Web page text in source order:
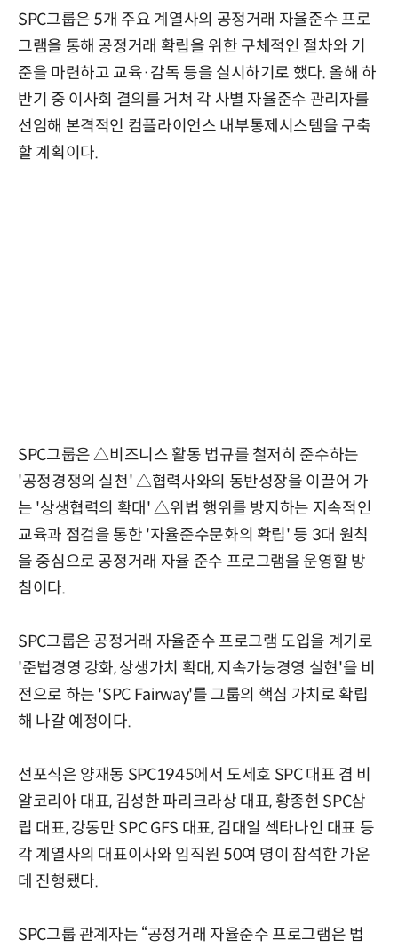
SPC그룹은 5개 주요 계열사의 공정거래 자율준수 프로
그램을 통해 공정거래 확립을 위한 구체적인 절차와 기
준을 마련하고 교육·감독 등을 실시하기로 했다. 올해 하
반기 중 이사회 결의를 거쳐 각 사별 자율준수 관리자를
선임해 본격적인 컴플라이언스 내부통제시스템을 구축
할 계획이다.
SPC그룹은 △비즈니스 활동 법규를 철저히 준수하는
'공정경쟁의 실천' △협력사와의 동반성장을 이끌어 가
는 '상생협력의 확대' △위법 행위를 방지하는 지속적인
교육과 점검을 통한 '자율준수문화의 확립' 등 3대 원칙
을 중심으로 공정거래 자율 준수 프로그램을 운영할 방
침이다.
SPC그룹은 공정거래 자율준수 프로그램 도입을 계기로
'준법경영 강화, 상생가치 확대, 지속가능경영 실현'을 비
전으로 하는 'SPC Fairway'를 그룹의 핵심 가치로 확립
해 나갈 예정이다.
선포식은 양재동 SPC1945에서 도세호 SPC 대표 겸 비
알코리아 대표, 김성한 파리크라상 대표, 황종현 SPC삼
립 대표, 강동만 SPC GFS 대표, 김대일 섹타나인 대표 등
각 계열사의 대표이사와 임직원 50여 명이 참석한 가운
데 진행됐다.
SPC그룹 관계자는 “공정거래 자율준수 프로그램은 법